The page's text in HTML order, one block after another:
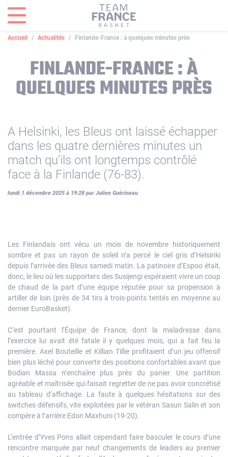
Accueil Actualités Finlande-France : à quelques minutes près
FINLANDE-FRANCE : À
QUELQUES MINUTES PRÈS
A Helsinki, les Bleus ont laissé échapper
dans les quatre dernières minutes un
match qu’ils ont longtemps contrôlé
face à la Finlande (76-83).
lundi 1 décembre 2025 à 19:28 par Julien Guérineau
Les Finlandais ont vécu un mois de novembre historiquement
sombre et pas un rayon de soleil n’a percé le ciel gris d’Helsinki
depuis l’arrivée des Bleus samedi matin. La patinoire d’Espoo était,
donc, le lieu où les supporters des Susijengi espéraient vivre un coup
de chaud de la part d’une équipe réputée pour sa propension à
artiller de loin (près de 34 tirs à trois-points tentés en moyenne au
dernier EuroBasket).
C’est pourtant l’Équipe de France, dont la maladresse dans
l’exercice lui avait été fatale il y quelques mois, qui a fait feu la
première. Axel Bouteille et Killian Tillie profitaient d’un jeu offensif
bien plus léché pour convertir des positions confortables avant que
Bodian Massa n’enchaîne plus près du panier. Une partition
agréable et maîtrisée qui faisait regretter de ne pas avoir concrétisé
au tableau d’affichage. La faute à quelques hésitations sur des
switches défensifs, vite exploitées par le vétéran Sasun Salin et son
compère à l’arrière Edon Maxhuni (19-20).
L’entrée d’Yves Pons allait cependant faire basculer le cours d’une
rencontre marquée par neuf changements de leaders au premier
Panneau de gestion des cookies